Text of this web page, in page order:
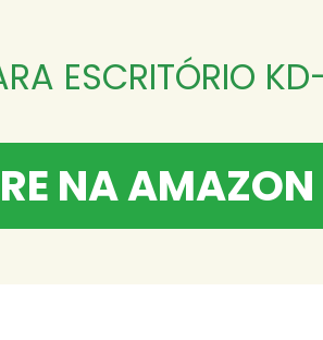
ESCRITÓRIO
NA AMAZON